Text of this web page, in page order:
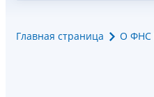
Главная страница О ФНС